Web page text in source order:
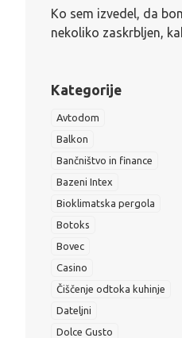
Ko sem izvedel, da
nekoliko zaskrbljen,
Kategorije
Avtodom
Balkon
Bančništvo in finance
Bazeni Intex
Bioklimatska pergola
Botoks
Bovec
Casino
Čiščenje odtoka kuhinje
Dateljni
Dolce Gusto